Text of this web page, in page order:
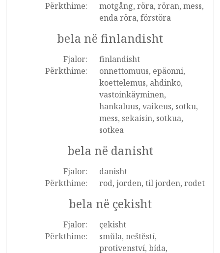
Përkthime:
motgång, röra, röran, mess,
enda röra, förstöra
bela në finlandisht
Fjalor:
finlandisht
Përkthime:
onnettomuus, epäonni,
koettelemus, ahdinko,
vastoinkäyminen,
hankaluus, vaikeus, sotku,
mess, sekaisin, sotkua,
sotkea
bela në danisht
Fjalor:
danisht
Përkthime:
rod, jorden, til jorden, rodet
bela në çekisht
Fjalor:
çekisht
Përkthime:
smůla, neštěstí,
protivenství, bída,